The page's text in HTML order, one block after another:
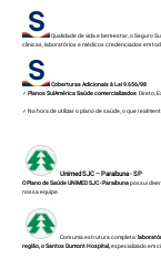
Qualidade de vida e bem-estar, o Seguro
clinicas, laboratórios e médicos credenciados em
Coberturas Adicionais à Lei 9.656/98
✓Planos SulAmérica Saúde comercializados:Direto,
✓ Na hora de utilizar o plano de saúde, o que
Unimed SJC – Paraibuna - SP
O Plano de SaúdeUNIMED SJC - Paraibuna possui
nossa equipe.
Com uma estrutura completa:
região, o Santos Dumont Hospital,especializado em